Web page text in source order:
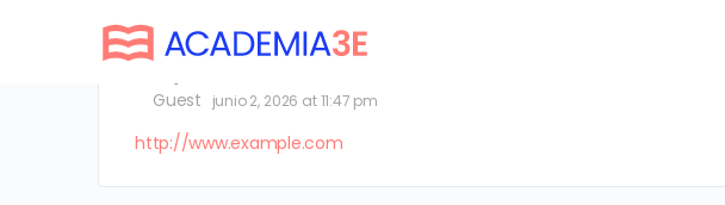
Guest
junio 2, 2026 at 11:47 pm
http://www.example.com